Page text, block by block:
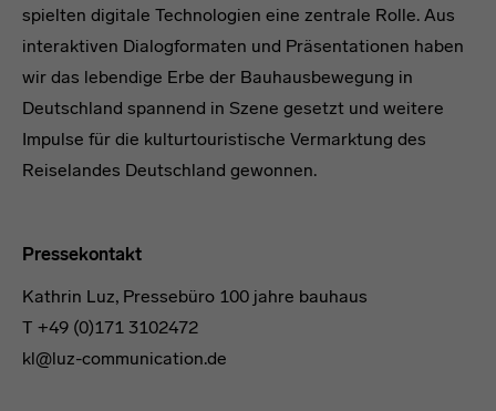
spielten digitale Technologien eine zentrale Rolle. Aus
interaktiven Dialogformaten und Präsentationen haben
wir das lebendige Erbe der Bauhausbewegung in
Deutschland spannend in Szene gesetzt und weitere
Impulse für die kulturtouristische Vermarktung des
Reiselandes Deutschland gewonnen.
Pressekontakt
Kathrin Luz, Pressebüro 100 jahre bauhaus
T +49 (0)171 3102472
kl@luz-communication.de